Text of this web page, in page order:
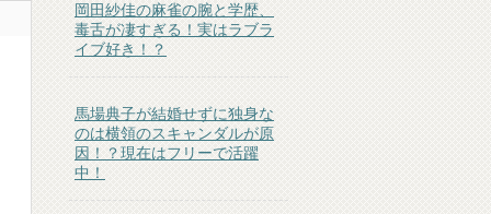
岡田紗佳の麻雀の腕と学歴、
毒舌が凄すぎる！実はラブラ
イブ好き！？
馬場典子が結婚せずに独身な
のは横領のスキャンダルが原
因！？現在はフリーで活躍
中！